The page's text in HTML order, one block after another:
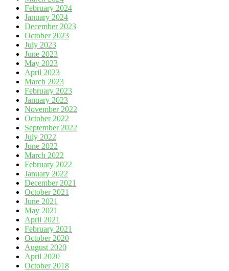
February 2024
January 2024
December 2023
October 2023
July 2023
June 2023
May 2023
April 2023
March 2023
February 2023
January 2023
November 2022
October 2022
September 2022
July 2022
June 2022
March 2022
February 2022
January 2022
December 2021
October 2021
June 2021
May 2021
April 2021
February 2021
October 2020
August 2020
April 2020
October 2018